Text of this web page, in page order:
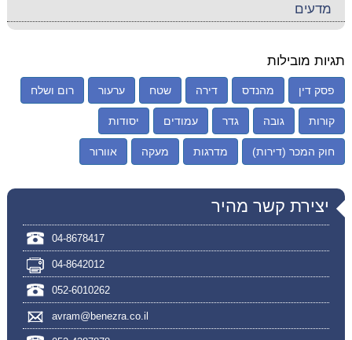
מדעים
תגיות מובילות
פסק דין מהנדס דירה שטח ערעור רום ושלח
קורות גובה גדר עמודים יסודות
חוק המכר (דירות) מדרגות מעקה אוורור
יצירת קשר מהיר
04-8678417
04-8642012
052-6010262
avram@benezra.co.il